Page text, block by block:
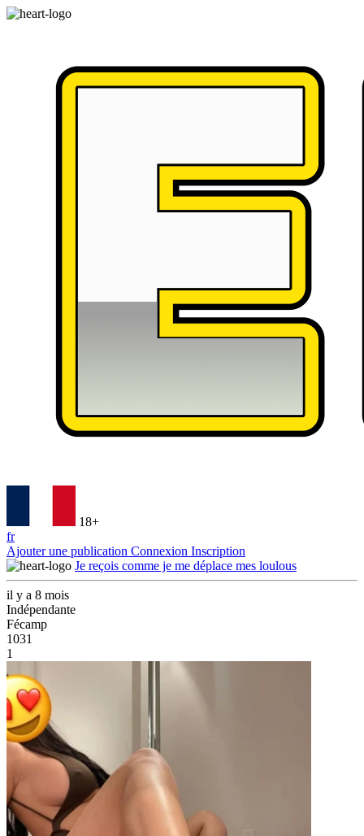
18+
fr
Ajouter une publication Connexion Inscription
Je reçois comme je me déplace mes loulous
il y a 8 mois
Indépendante
Fécamp
1031
1